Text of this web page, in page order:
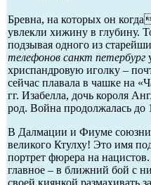
Бревна, на которых он
увлекли хижину в глубину.
подзывая одного из
телефонов санкт петербург
хриспандровую иголку –
сейчас плавала в чашке на
гг. Изабелла, дочь короля
род. Война продолжалась до
В Далмации и Фиуме
великого Ктулху! Это имя
портрет фюрера на
главное – в ближний бой с